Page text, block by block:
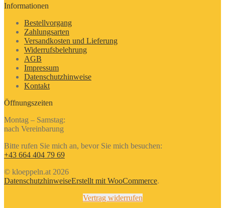
Informationen
Bestellvorgang
Zahlungsarten
Versandkosten und Lieferung
Widerrufsbelehrung
AGB
Impressum
Datenschutzhinweise
Kontakt
Öffnungszeiten
Montag – Samstag:
nach Vereinbarung
Bitte rufen Sie mich an, bevor Sie mich besuchen:
+43 664 404 79 69
© kloeppeln.at 2026
DatenschutzhinweiseErstellt mit WooCommerce.
Vertrag widerrufen